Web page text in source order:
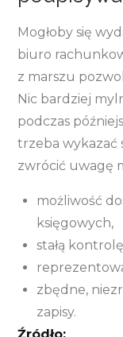
Mogłoby się
biuro
z marszu
Nic bardziej
podczas
trzeba wykazać
zwrócić uwagę
możliwość
księgowych,
stałą
zbędne,
zapisy.